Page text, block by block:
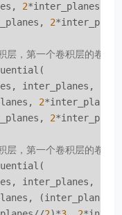
2*inter_planes,
2
层，第一个卷积层的卷
inter_planes,
2
2
层，第一个卷积层的卷
inter_planes,
(inter_planes//